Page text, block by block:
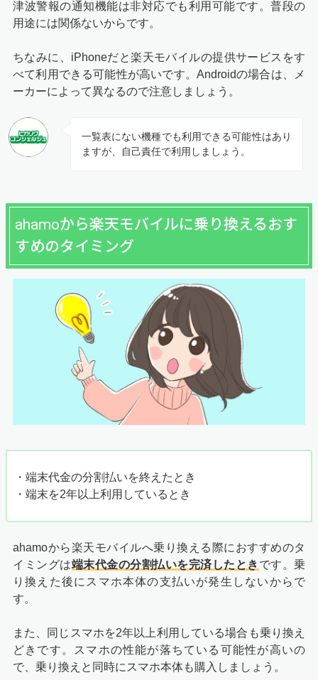
津波警報の通知機能は非対応でも利用可能です。普段の
用途には関係ないからです。
ちなみに、iPhoneだと楽天モバイルの提供サービスをす
べて利用できる可能性が高いです。Androidの場合は、メ
ーカーによって異なるので注意しましょう。
一覧表にない機種でも利用できる可能性はあり
ますが、自己責任で利用しましょう。
ahamoから楽天モバイルに乗り換えるおす
すめのタイミング
・端末代金の分割払いを終えたとき
・端末を2年以上利用しているとき
ahamoから楽天モバイルへ乗り換える際におすすめのタ
イミングは端末代金の分割払いを完済したとき です。乗
り換えた後にスマホ本体の支払いが発生しないからで
す。
また、同じスマホを2年以上利用している場合も乗り換え
どきです。スマホの性能が落ちている可能性が高いの
で、乗り換えと同時にスマホ本体も購入しましょう。